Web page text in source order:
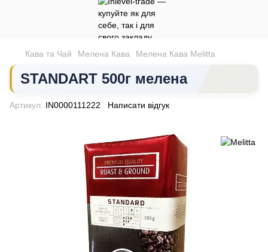
Кава та Чай Мелена Кава Мелена Кава Melitta
STANDART 500г мелена
Артикул: IN0000111222 Написати відгук